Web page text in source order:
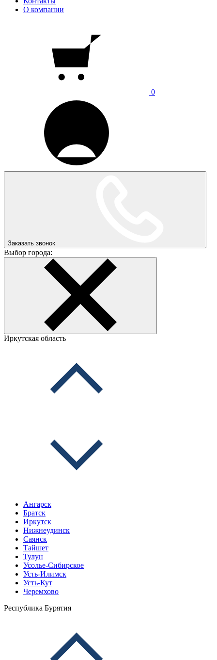
О компании
0
Заказать звонок
Выбор города:
Иркутская область
Ангарск
Братск
Иркутск
Нижнеудинск
Саянск
Тайшет
Тулун
Усолье-Сибирское
Усть-Илимск
Усть-Кут
Черемхово
Республика Бурятия